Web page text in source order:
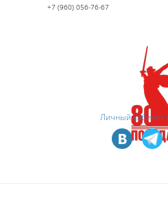
+7 (960) 056-76-67
Личный кабинет